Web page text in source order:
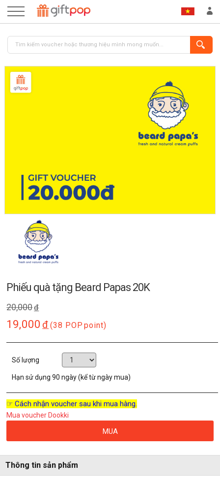
ĐĂNG KÝ
Phiếu quà tặng Beard Papas 20K
20,000đ
19,000 đ (38 POP point)
Số lượng
Hạn sử dụng90 ngày (kể từ ngày mua)
☞ Cách nhận voucher sau khi mua hàng.
Mua voucher Dookki
MUA
Thông tin sản phẩm